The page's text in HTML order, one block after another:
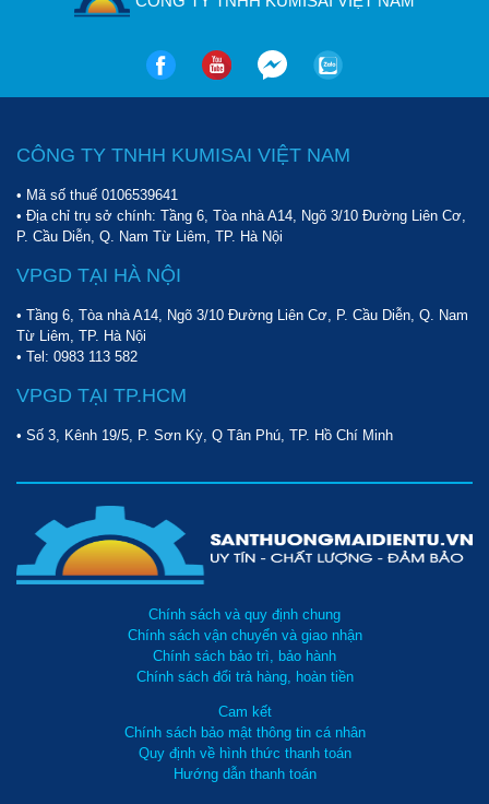
CÔNG TY TNHH KUMISAI VIỆT NAM
• Mã số thuế 0106539641
• Địa chỉ trụ sở chính: Tầng 6, Tòa nhà A14, Ngõ 3/10 Đường Liên Cơ,
P. Cầu Diễn, Q. Nam Từ Liêm, TP. Hà Nội
VPGD TẠI HÀ NỘI
• Tầng 6, Tòa nhà A14, Ngõ 3/10 Đường Liên Cơ, P. Cầu Diễn, Q. Nam
Từ Liêm, TP. Hà Nội
• Tel: 0983 113 582
VPGD TẠI TP.HCM
• Số 3, Kênh 19/5, P. Sơn Kỳ, Q Tân Phú, TP. Hồ Chí Minh
Chính sách và quy định chung
Chính sách vận chuyển và giao nhận
Chính sách bảo trì, bảo hành
Chính sách đổi trả hàng, hoàn tiền
Cam kết
Chính sách bảo mật thông tin cá nhân
Quy định về hình thức thanh toán
Hướng dẫn thanh toán